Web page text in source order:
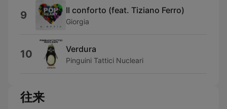
9 Il conforto (feat. Tiziano Ferro)
Giorgia
10 Verdura
Pinguini Tattici Nucleari
往来